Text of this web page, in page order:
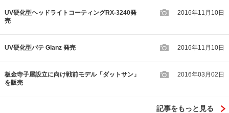
UV硬化型ヘッドライトコーティングRX-3240発
売
2016年11月10日
UV硬化型パテ Glanz 発売 2016年11月10日
板金寺子屋設立に向け戦前モデル「ダットサン」
を販売
2016年03月02日
記事をもっと見る